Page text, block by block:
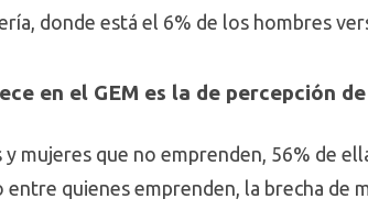
donde está el 6% de los hombres
en el GEM es la de percepción
y mujeres que no emprenden, 56% de
quienes emprenden, la brecha de